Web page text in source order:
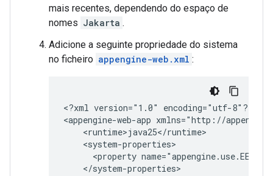
mais recentes, dependendo do espaço de
nomes Jakarta .
Adicione a seguinte propriedade do sistema
no ficheiro appengine-web.xml :
<?xml version="1.0"
encoding="utf-8"?>
<appengine-web-app
<property name="appengine.use.EE11"